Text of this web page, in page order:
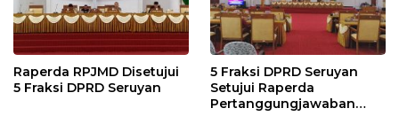
Raperda RPJMD Disetujui
5 Fraksi DPRD Seruyan
5 Fraksi DPRD Seruyan
Setujui Raperda
Pertanggungjawaban